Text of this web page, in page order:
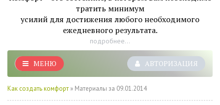
тратить минимум
усилий для достижения любого необходимого
ежедневного результата.
подробнее...
АВТОРИЗАЦИЯ
МЕНЮ
Как создать комфорт » Материалы за 09.01.2014